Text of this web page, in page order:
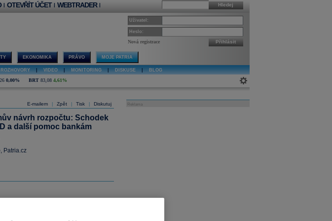
Hledej
| OTEVŘÍT ÚČET | WEBTRADER |
Uživatel:
Heslo:
Nová registrace Přihlásit
EKONOMIKA PRÁVO MOJE PATRIA
ROZHOVORY VIDEO MONITORING DISKUSE BLOG
0,00% BRT 83,08 4,61%
E-mailem Zpět Tisk Diskutuj
návrh rozpočtu: Schodek
a další pomoc bankám
, Patria.cz
Reklama